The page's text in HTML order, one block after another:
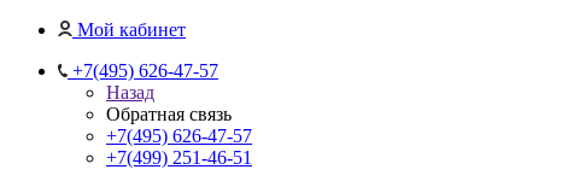
Мой кабинет
+7(495) 626-47-57
Назад
Обратная связь
+7(495) 626-47-57
+7(499) 251-46-51